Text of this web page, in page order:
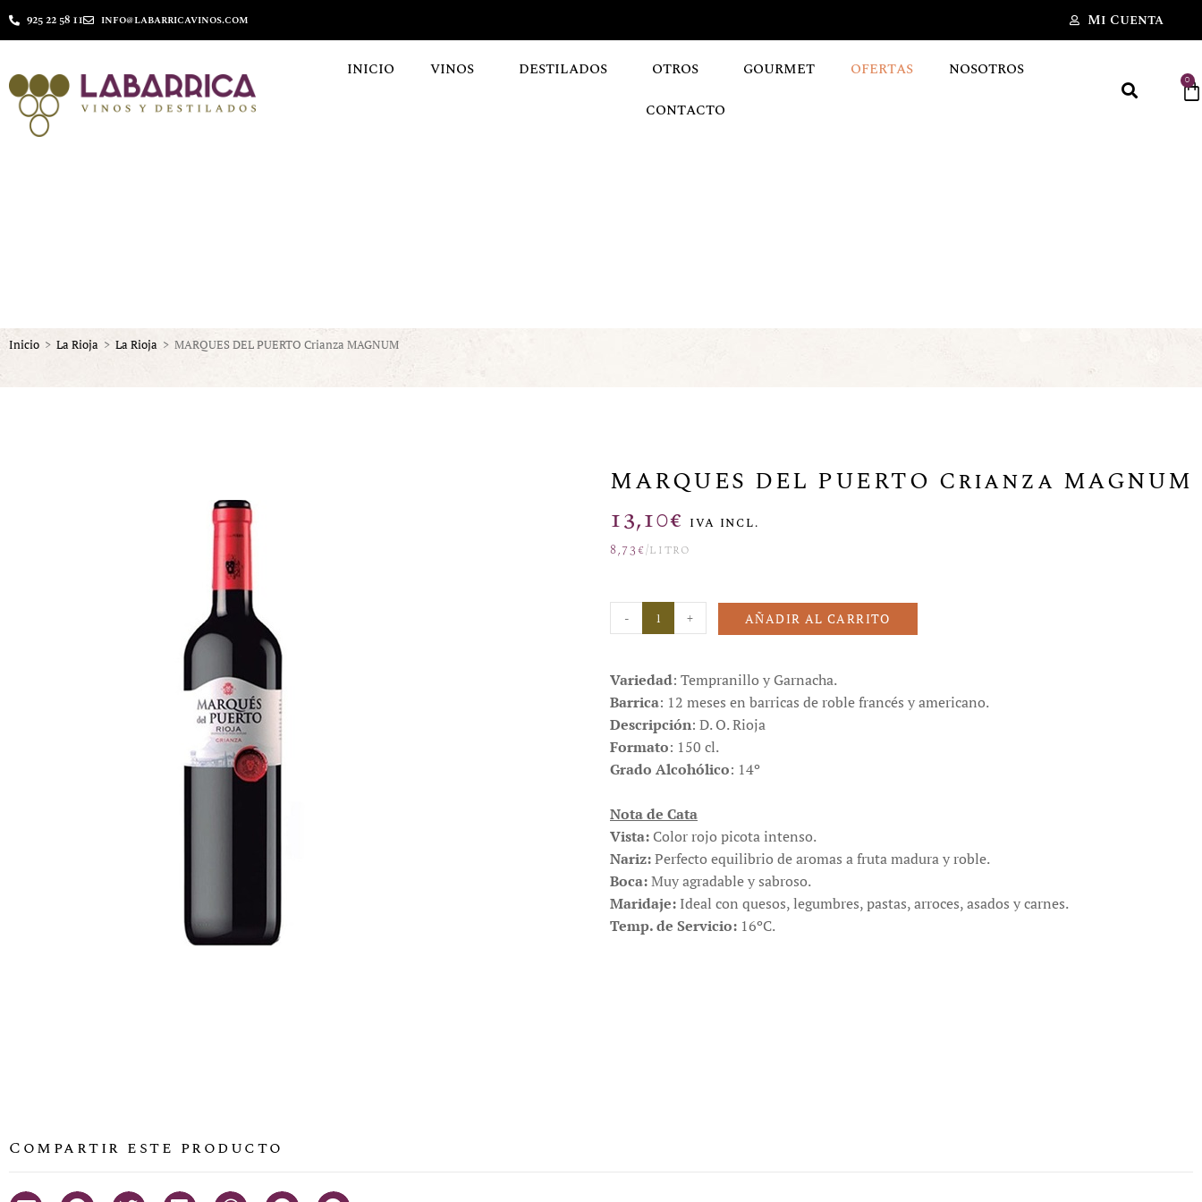
925 22 58 11 info@labarricavinos.com Mi Cuenta
INICIO VINOS DESTILADOS OTROS GOURMET OFERTAS
NOSOTROS
CONTACTO
0
Inicio > La Rioja > La Rioja > MARQUES DEL PUERTO Crianza MAGNUM
MARQUES DEL PUERTO Crianza MAGNUM
13,10€ IVA INCL.
8,73€/litro
- + AÑADIR AL CARRITO
Variedad: Tempranillo y Garnacha.
Barrica: 12 meses en barricas de roble francés y americano.
Descripción: D. O. Rioja
Formato: 150 cl.
Grado Alcohólico: 14º
Nota de Cata
Vista: Color rojo picota intenso.
Nariz:Perfecto equilibrio de aromas a fruta madura y roble.
Boca:Muy agradable y sabroso.
Maridaje: Ideal con quesos, legumbres, pastas, arroces, asados y carnes.
Temp. de Servicio: 16ºC.
Compartir este producto